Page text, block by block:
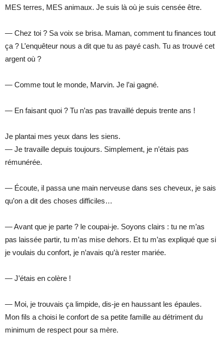
MES terres, MES animaux. Je suis là où je suis censée être.
— Chez toi ? Sa voix se brisa. Maman, comment tu finances tout
ça ? L’enquêteur nous a dit que tu as payé cash. Tu as trouvé cet
argent où ?
— Comme tout le monde, Marvin. Je l’ai gagné.
— En faisant quoi ? Tu n’as pas travaillé depuis trente ans !
Je plantai mes yeux dans les siens.
— Je travaille depuis toujours. Simplement, je n’étais pas
rémunérée.
— Écoute, il passa une main nerveuse dans ses cheveux, je sais
qu’on a dit des choses difficiles…
— Avant que je parte ? le coupai-je. Soyons clairs : tu ne m’as
pas laissée partir, tu m’as mise dehors. Et tu m’as expliqué que si
je voulais du confort, je n’avais qu’à rester mariée.
— J’étais en colère !
— Moi, je trouvais ça limpide, dis-je en haussant les épaules.
Mon fils a choisi le confort de sa petite famille au détriment du
minimum de respect pour sa mère.